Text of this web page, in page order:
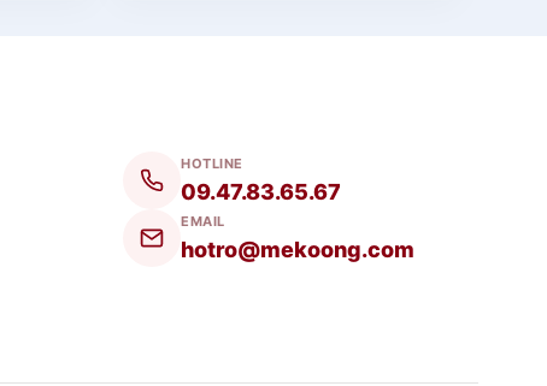
HOTLINE
09.47.83.65.67
EMAIL
hotro@mekoong.com